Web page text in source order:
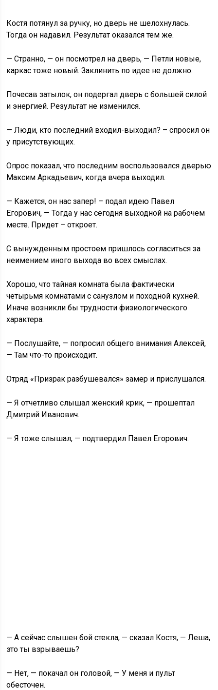
Костя потянул за ручку, но дверь не шелохнулась.
Тогда он надавил. Результат оказался тем же.
— Странно, — он посмотрел на дверь, — Петли новые,
каркас тоже новый. Заклинить по идее не должно.
Почесав затылок, он подергал дверь с большей силой
и энергией. Результат не изменился.
— Люди, кто последний входил-выходил? – спросил он
у присутствующих.
Опрос показал, что последним воспользовался дверью
Максим Аркадьевич, когда вчера выходил.
— Кажется, он нас запер! – подал идею Павел
Егорович, — Тогда у нас сегодня выходной на рабочем
месте. Придет – откроет.
С вынужденным простоем пришлось согласиться за
неимением иного выхода во всех смыслах.
Хорошо, что тайная комната была фактически
четырьмя комнатами с санузлом и походной кухней.
Иначе возникли бы трудности физиологического
характера.
— Послушайте, — попросил общего внимания Алексей,
— Там что-то происходит.
Отряд «Призрак разбушевался» замер и прислушался.
— Я отчетливо слышал женский крик, — прошептал
Дмитрий Иванович.
— Я тоже слышал, — подтвердил Павел Егорович.
— А сейчас слышен бой стекла, — сказал Костя, — Леша,
это ты взрываешь?
— Нет, — покачал он головой, — У меня и пульт
обесточен.